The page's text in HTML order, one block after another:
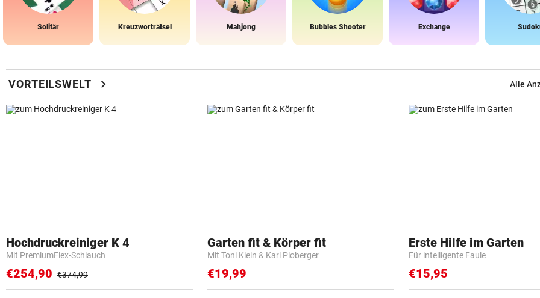
Solitär Kreuzworträtsel Mahjong Bubbles Shooter Exchange
VORTEILSWELT chevron_right Alle
Hochdruckreiniger K 4
Mit PremiumFlex-Schlauch
€254,90 €374,99
Garten fit & Körper fit
Mit Toni Klein & Karl Ploberger
€19,99
Erste Hilfe im Garten
Für intelligente Faule
€15,95